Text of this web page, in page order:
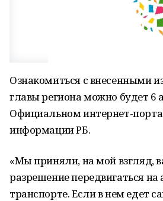
Ознакомиться с внесенными
главы региона можно будет 6
Официальном интернет-
информации РБ.
«Мы приняли, на мой взгляд,
разрешение передвигаться
транспорте. Если в нем едет